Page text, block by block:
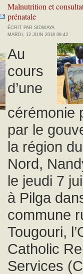
Malnutrition et
prénatale
ÉCRIT PAR SIDWAYA
MARDI, 12 JUIN 2018 09:42
Au
cours
d’une
cérémonie
par le
la région
Nord,
le jeudi 7
à Pilga
commune
Tougouri,
Catholic
Services